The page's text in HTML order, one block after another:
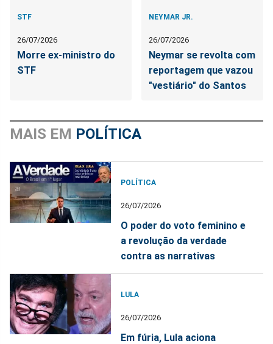
STF
26/07/2026
Morre ex-ministro do
STF
NEYMAR JR.
26/07/2026
Neymar se revolta com
reportagem que vazou
"vestiário" do Santos
MAIS EM POLÍTICA
POLÍTICA
26/07/2026
O poder do voto feminino e
a revolução da verdade
contra as narrativas
LULA
26/07/2026
Em fúria, Lula aciona